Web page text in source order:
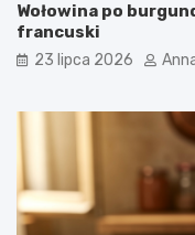
Wołowina po
francuski
23 lipca 2026